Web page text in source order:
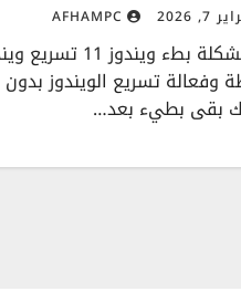
7, 2026
AFHAMPC
وفعالة تسريع الويندوز
بقى بطيء بعد…